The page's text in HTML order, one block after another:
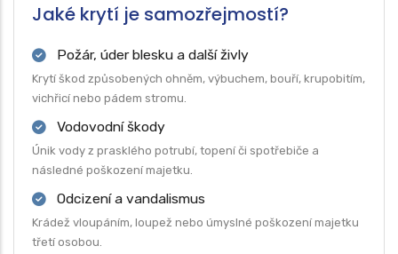
Jaké krytí je samozřejmostí?
Požár, úder blesku a další živly
Krytí škod způsobených ohněm, výbuchem, bouří, krupobitím,
vichřicí nebo pádem stromu.
Vodovodní škody
Únik vody z prasklého potrubí, topení či spotřebiče a
následné poškození majetku.
Odcizení a vandalismus
Krádež vloupáním, loupež nebo úmyslné poškození majetku
třetí osobou.